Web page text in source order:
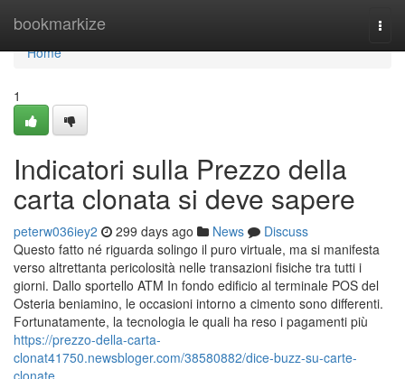
bookmarkize
Home
Home
1
Indicatori sulla Prezzo della
carta clonata si deve sapere
peterw036iey2 299 days ago News
Discuss
Questo fatto né riguarda solingo il puro virtuale, ma si manifesta
verso altrettanta pericolosità nelle transazioni fisiche tra tutti i
giorni. Dallo sportello ATM In fondo edificio al terminale POS del
Osteria beniamino, le occasioni intorno a cimento sono differenti.
Fortunatamente, la tecnologia le quali ha reso i pagamenti più
https://prezzo-della-carta-
clonat41750.newsbloger.com/38580882/dice-buzz-su-carte-
clonate